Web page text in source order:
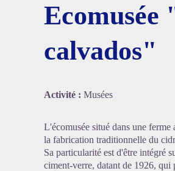
Ecomusée
calvados"
Activité : Musées
L'écomusée situé dans une
la fabrication traditionnelle du
Sa particularité est d'être intégré
ciment-verre, datant de 1926, qui